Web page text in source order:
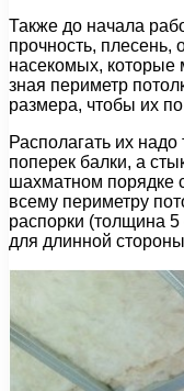
Также до начала
прочность, плесень,
насекомых, которые
зная периметр
размера, чтобы их
Располагать их
поперек балки, а
шахматном порядке
всему периметру
распорки (толщина 5
для длинной